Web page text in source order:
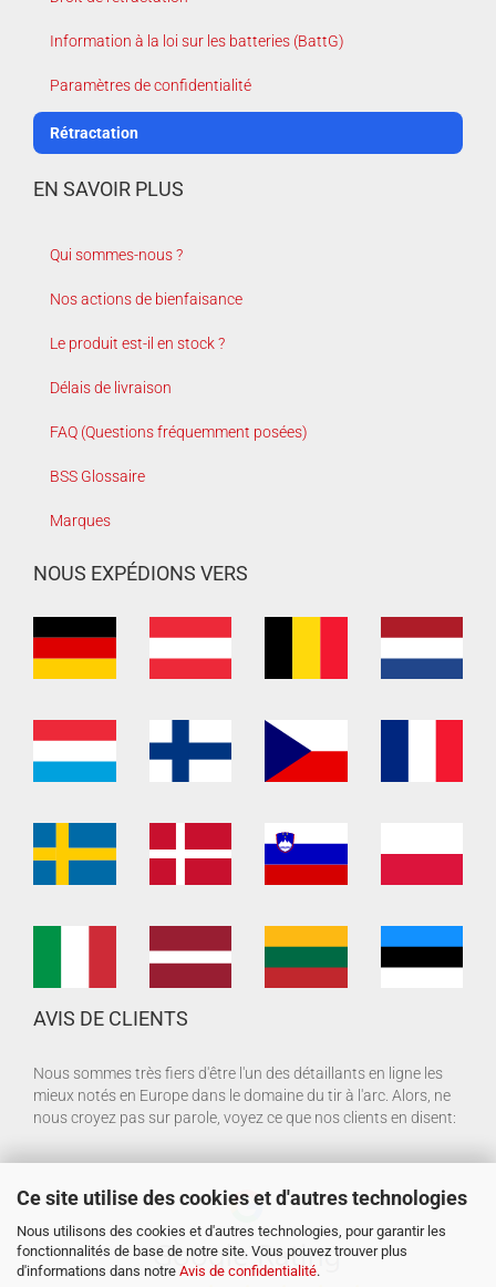
Ce site utilise des cookies et d'autres technologies
Nous utilisons des cookies et d'autres technologies, pour garantir les
fonctionnalités de base de notre site. Vous pouvez trouver plus
d'informations dans notre Avis de confidentialité.
Information à la loi sur les batteries (BattG)
Paramètres de confidentialité
Rétractation
EN SAVOIR PLUS
Qui sommes-nous ?
Nos actions de bienfaisance
Le produit est-il en stock ?
Délais de livraison
FAQ (Questions fréquemment posées)
BSS Glossaire
Marques
NOUS EXPÉDIONS VERS
AVIS DE CLIENTS
Nous sommes très fiers d'être l'un des détaillants en ligne les
mieux notés en Europe dans le domaine du tir à l'arc. Alors, ne
nous croyez pas sur parole, voyez ce que nos clients en disent: